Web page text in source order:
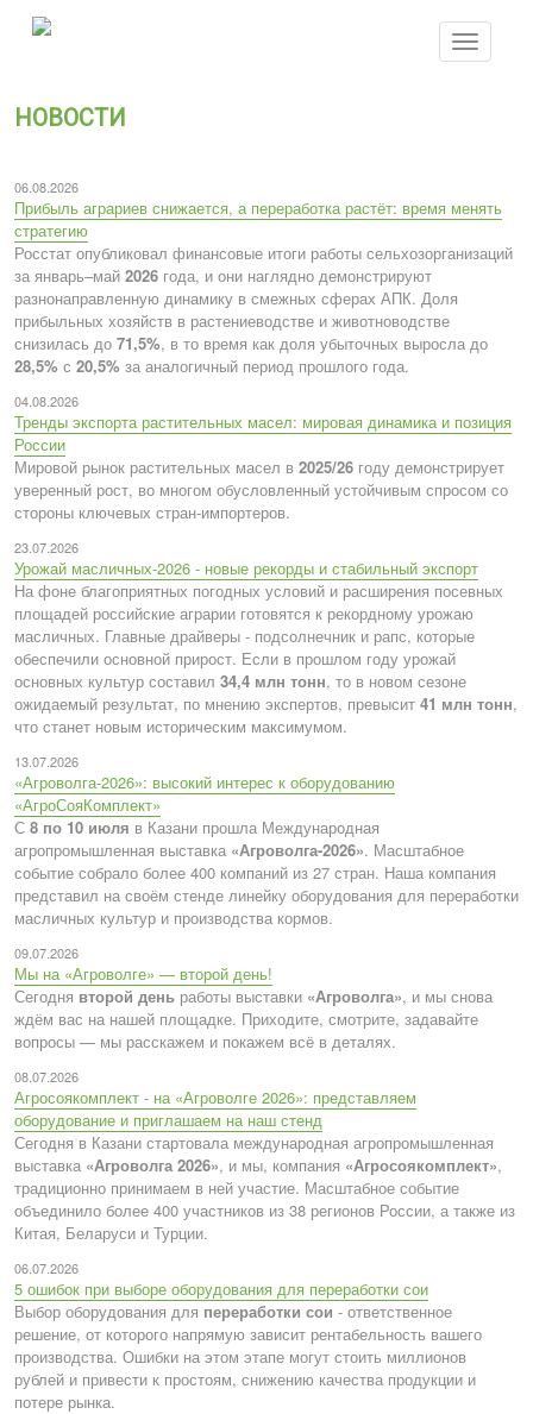
Перейти
Toggle
navigation
НОВОСТИ
06.08.2026
Прибыль аграриев снижается, а переработка растёт: время менять
стратегию
Росстат опубликовал финансовые итоги работы сельхозорганизаций
за январь–май 2026 года, и они наглядно демонстрируют
разнонаправленную динамику в смежных сферах АПК. Доля
прибыльных хозяйств в растениеводстве и животноводстве
снизилась до 71,5%, в то время как доля убыточных выросла до
28,5% с 20,5% за аналогичный период прошлого года.
04.08.2026
Тренды экспорта растительных масел: мировая динамика и позиция
России
Мировой рынок растительных масел в 2025/26 году демонстрирует
уверенный рост, во многом обусловленный устойчивым спросом со
стороны ключевых стран-импортеров.
23.07.2026
Урожай масличных-2026 - новые рекорды и стабильный экспорт
На фоне благоприятных погодных условий и расширения посевных
площадей российские аграрии готовятся к рекордному урожаю
масличных. Главные драйверы - подсолнечник и рапс, которые
обеспечили основной прирост. Если в прошлом году урожай
основных культур составил 34,4 млн тонн, то в новом сезоне
ожидаемый результат, по мнению экспертов, превысит 41 млн тонн,
что станет новым историческим максимумом.
13.07.2026
«Агроволга-2026»: высокий интерес к оборудованию
«АгроСояКомплект»
С 8 по 10 июля в Казани прошла Международная
агропромышленная выставка «Агроволга-2026». Масштабное
событие собрало более 400 компаний из 27 стран. Наша компания
представил на своём стенде линейку оборудования для переработки
масличных культур и производства кормов.
09.07.2026
Мы на «Агроволге» — второй день!
Сегодня второй день работы выставки «Агроволга», и мы снова
ждём вас на нашей площадке. Приходите, смотрите, задавайте
вопросы — мы расскажем и покажем всё в деталях.
08.07.2026
Агросоякомплект - на «Агроволге 2026»: представляем
оборудование и приглашаем на наш стенд
Сегодня в Казани стартовала международная агропромышленная
выставка «Агроволга 2026», и мы, компания «Агросоякомплект»,
традиционно принимаем в ней участие. Масштабное событие
объединило более 400 участников из 38 регионов России, а также из
Китая, Беларуси и Турции.
06.07.2026
5 ошибок при выборе оборудования для переработки сои
Выбор оборудования для переработки сои - ответственное
решение, от которого напрямую зависит рентабельность вашего
производства. Ошибки на этом этапе могут стоить миллионов
рублей и привести к простоям, снижению качества продукции и
потере рынка.